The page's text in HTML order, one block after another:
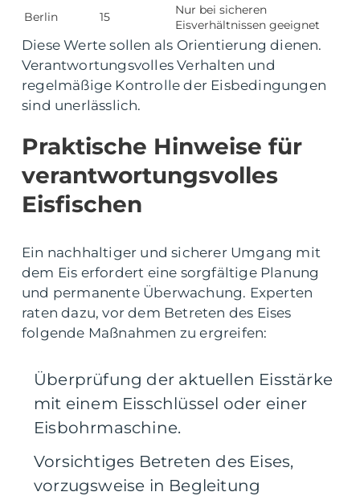
Berlin
15
Nur bei sicheren
Eisverhältnissen geeignet
Diese Werte sollen als Orientierung dienen.
Verantwortungsvolles Verhalten und
regelmäßige Kontrolle der Eisbedingungen
sind unerlässlich.
Praktische Hinweise für
verantwortungsvolles
Eisfischen
Ein nachhaltiger und sicherer Umgang mit
dem Eis erfordert eine sorgfältige Planung
und permanente Überwachung. Experten
raten dazu, vor dem Betreten des Eises
folgende Maßnahmen zu ergreifen:
Überprüfung der aktuellen Eisstärke
mit einem Eisschlüssel oder einer
Eisbohrmaschine.
Vorsichtiges Betreten des Eises,
vorzugsweise in Begleitung